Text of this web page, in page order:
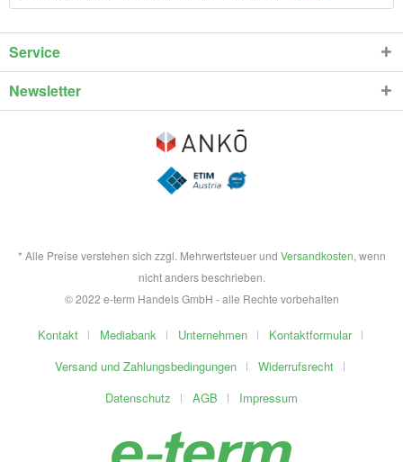
Service
Newsletter
* Alle Preise verstehen sich zzgl. Mehrwertsteuer und Versandkosten, wenn
nicht anders beschrieben.
© 2022 e-term Handels GmbH - alle Rechte vorbehalten
Kontakt Mediabank Unternehmen
Kontaktformular
Versand und Zahlungsbedingungen
Widerrufsrecht
Datenschutz
AGB Impressum